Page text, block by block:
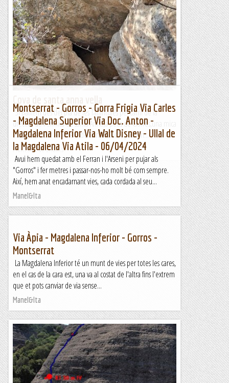
Excursió aquàtica pel Pantà de Santa Anna
Avui hem fet una excursió singular. Una modalitat
d'excursionisme gairebé inèdita en el Blog de Muntanya: un
recorregut en piragua pel Pantà de Santa...
Blog de muntanya
Sí Baixem des del pla de les Taràntules pel camí de la
drecera de l'ermita de santa Anna,a peus de Gorros,una mica
abans d'arribar al torrent de Santa Maria, podem...
Montserrat endins
Montserrat - Gorros - Gorra Frigia Via Carles
- Magdalena Superior Via Doc. Anton -
Magdalena Inferior Via Walt Disney - Ullal de
la Magdalena Via Atila - 06/04/2024
Avui hem quedat amb el Ferran i l'Arseni per pujar als
"Gorros" i fer metres i passar-nos-ho molt bé com sempre.
Així, hem anat encadarnant vies, cada cordada al seu...
Manel&Ita
Via Àpia - Magdalena Inferior - Gorros -
Montserrat
La Magdalena Inferior té un munt de vies per totes les cares,
en el cas de la cara est, una va al costat de l'altra fins l'extrem
que et pots canviar de via sense...
Manel&Ita